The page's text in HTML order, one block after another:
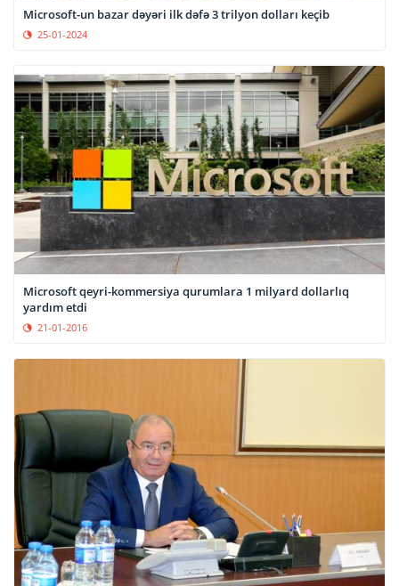
Microsoft-un bazar dəyəri ilk dəfə 3 trilyon dolları keçib
25-01-2024
Microsoft qeyri-kommersiya qurumlara 1 milyard dollarlıq
yardım etdi
21-01-2016